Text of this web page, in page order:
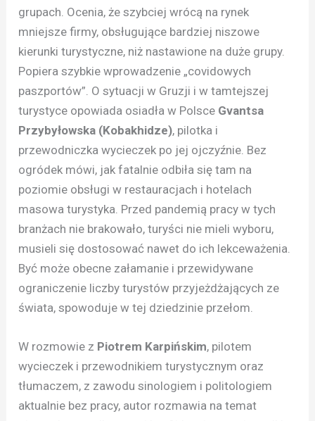
grupach. Ocenia, że szybciej wrócą na rynek
mniejsze firmy, obsługujące bardziej niszowe
kierunki turystyczne, niż nastawione na duże grupy.
Popiera szybkie wprowadzenie „covidowych
paszportów”. O sytuacji w Gruzji i w tamtejszej
turystyce opowiada osiadła w Polsce Gvantsa
Przybyłowska (Kobakhidze), pilotka i
przewodniczka wycieczek po jej ojczyźnie. Bez
ogródek mówi, jak fatalnie odbiła się tam na
poziomie obsługi w restauracjach i hotelach
masowa turystyka. Przed pandemią pracy w tych
branżach nie brakowało, turyści nie mieli wyboru,
musieli się dostosować nawet do ich lekceważenia.
Być może obecne załamanie i przewidywane
ograniczenie liczby turystów przyjeżdżających ze
świata, spowoduje w tej dziedzinie przełom.
W rozmowie z Piotrem Karpińskim, pilotem
wycieczek i przewodnikiem turystycznym oraz
tłumaczem, z zawodu sinologiem i politologiem
aktualnie bez pracy, autor rozmawia na temat